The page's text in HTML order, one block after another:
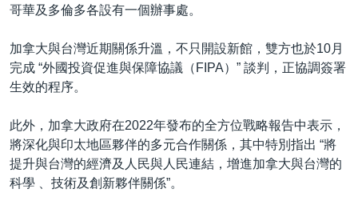
哥華及多倫多各設有一個辦事處。
加拿大與台灣近期關係升溫，不只開設新館，雙方也於10月
完成 “外國投資促進與保障協議（FIPA）” 談判，正協調簽署
生效的程序。
此外，加拿大政府在2022年發布的全方位戰略報告中表示，
將深化與印太地區夥伴的多元合作關係，其中特別指出 “將
提升與台灣的經濟及人民與人民連結，增進加拿大與台灣的
科學 、技術及創新夥伴關係”。